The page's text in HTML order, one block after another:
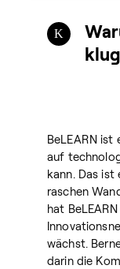
BeLEARN ist
auf
kann. Das ist
raschen
hat
wächst.
darin die